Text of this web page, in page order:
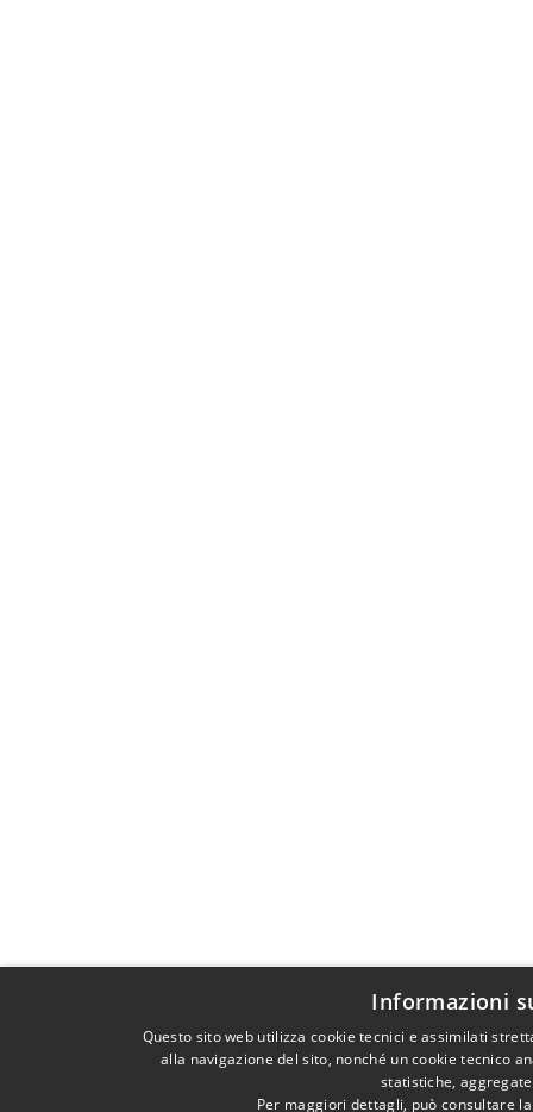
Informazioni
Questo sito web utilizza cookie tecnici e assimilati
alla navigazione del sito, nonché un cookie tecnico
statistiche,
Per maggiori dettagli, può consultare